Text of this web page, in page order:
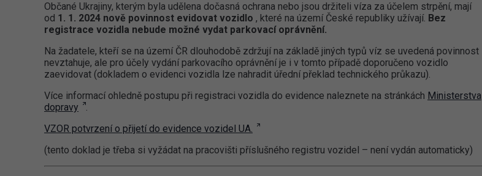
Občané Ukrajiny, kterým byla udělena dočasná ochrana nebo jsou držiteli víza za účelem strpění, mají
od 1. 1. 2024 nově povinnost evidovat vozidlo , které na území České republiky užívají. Bez
registrace vozidla nebude možné vydat parkovací oprávnění.
Na žadatele, kteří se na území ČR dlouhodobě zdržují na základě jiných typů víz se uvedená povinnost
nevztahuje, ale pro účely vydání parkovacího oprávnění je i v tomto případě doporučeno vozidlo
zaevidovat (dokladem o evidenci vozidla lze nahradit úřední překlad technického průkazu).
Více informací ohledně postupu při registraci vozidla do evidence naleznete na stránkách Ministerstva
dopravy
.
VZOR potvrzení o přijetí do evidence vozidel UA.
(tento doklad je třeba si vyžádat na pracovišti příslušného registru vozidel – není vydán automaticky)